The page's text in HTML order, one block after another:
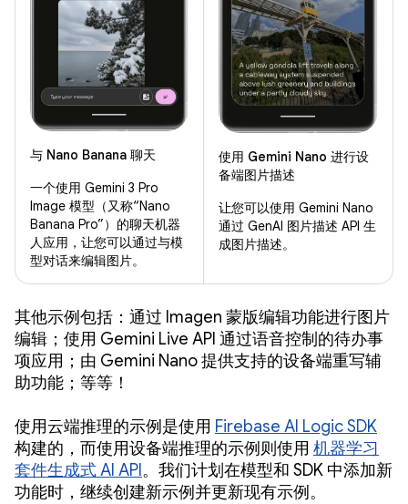
与 Nano Banana 聊天
一个使用 Gemini 3 Pro
Image 模型（又称“Nano
Banana Pro”）的聊天机器
人应用，让您可以通过与模
型对话来编辑图片。
使用 Gemini Nano 进行设
备端图片描述
让您可以使用 Gemini Nano
通过 GenAI 图片描述 API 生
成图片描述。
其他示例包括：通过 Imagen 蒙版编辑功能进行图片
编辑；使用 Gemini Live API 通过语音控制的待办事
项应用；由 Gemini Nano 提供支持的设备端重写辅
助功能；等等！
使用云端推理的示例是使用 Firebase AI Logic SDK
构建的，而使用设备端推理的示例则使用 机器学习
套件生成式 AI API。我们计划在模型和 SDK 中添加新
功能时，继续创建新示例并更新现有示例。